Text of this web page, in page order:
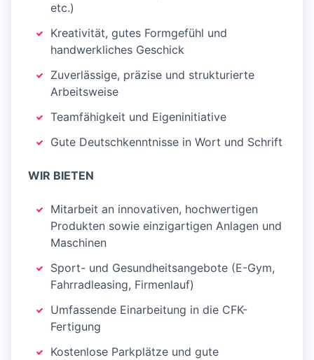
etc.)
Kreativität, gutes Formgefühl und
handwerkliches Geschick
Zuverlässige, präzise und strukturierte
Arbeitsweise
Teamfähigkeit und Eigeninitiative
Gute Deutschkenntnisse in Wort und Schrift
WIR BIETEN
Mitarbeit an innovativen, hochwertigen
Produkten sowie einzigartigen Anlagen und
Maschinen
Sport- und Gesundheitsangebote (E-Gym,
Fahrradleasing, Firmenlauf)
Umfassende Einarbeitung in die CFK-
Fertigung
Kostenlose Parkplätze und gute